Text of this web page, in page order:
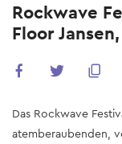
Rockwave
Floor
Das Rockwave
atemberaubenden,